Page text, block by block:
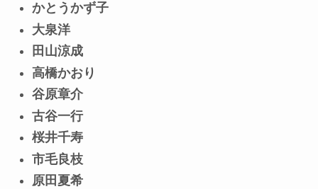
かとうかず子
大泉洋
田山涼成
高橋かおり
谷原章介
古谷一行
桜井千寿
市毛良枝
原田夏希